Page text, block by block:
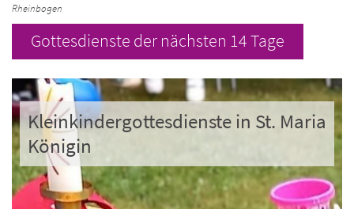
Rheinbogen
Gottesdienste der nächsten 14 Tage
Kleinkindergottesdienste in St. Maria
Königin